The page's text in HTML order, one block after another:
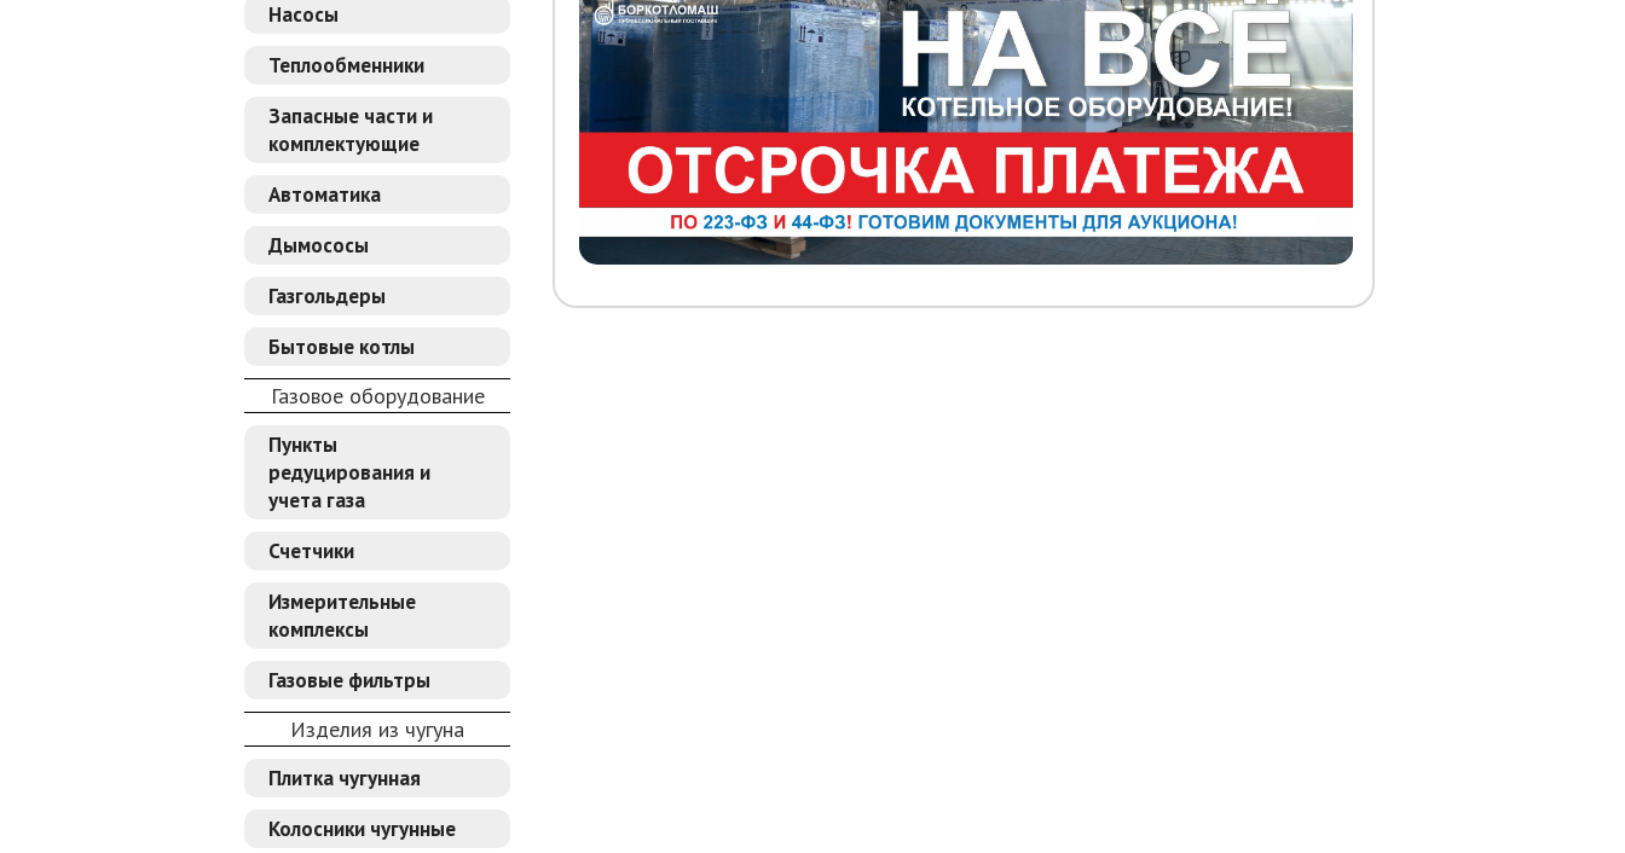
Насосы
Теплообменники
Запасные части и
комплектующие
Автоматика
Дымососы
Газгольдеры
Бытовые котлы
Газовое оборудование
Пункты
редуцирования и
учета газа
Счетчики
Измерительные
комплексы
Газовые фильтры
Изделия из чугуна
Плитка чугунная
Колосники чугунные